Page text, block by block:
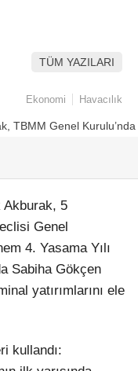
TÜM YAZILARI
Ekonomi Havacılık
5
Genel
4. Yasama Yılı
Sabiha Gökçen
yatırımlarını ele
kullandı: